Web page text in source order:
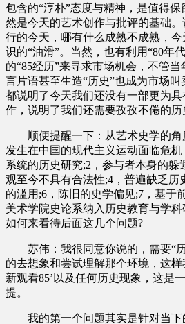
包含的“淳朴”态度与精神，是值得
然是今天的艺术创作与批评的基础
行的今天，哪有什么成熟不成熟，
识的“油滑”。当然，也有利用“80年
的“85经历”来寻求市场机会，不管
言片语甚至生造“历史”也成为市场叫
都说明了今天我们还没有一部更为
作，说明了我们还需要孜孜不倦的历
顺便提醒一下：从艺术史学的角
发生在中国的现代主义运动面临危
系统的历史研究;2，参与者本身的躲
观至今不具有合法性;4，普遍缺乏历
的滥用;6，陈旧的史学偏见;7，基于
美术学院史论系纳入历史教育与学
如何来看待后面这几个问题?
苏伟：我很同意你说的，需要“历
的去想象和尝试理解那个环境，这
新观看85’以及任何历史现象，这是
提。
我的第一个问题其实是针对当下